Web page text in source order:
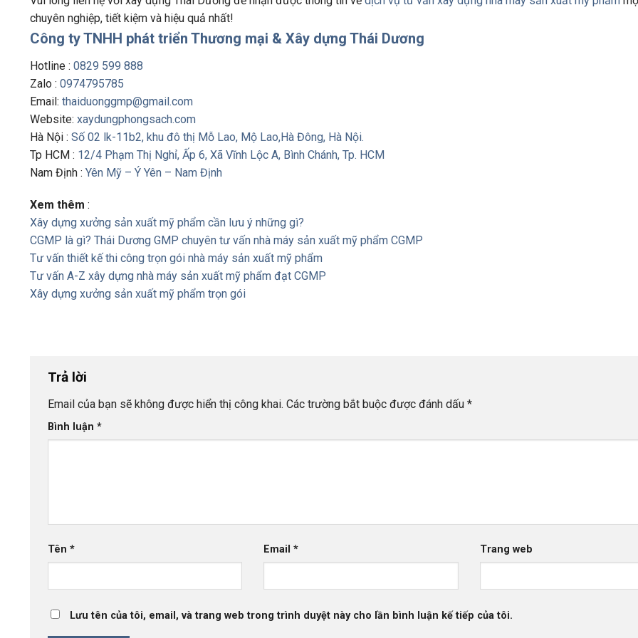
chuyên nghiệp, tiết kiệm và hiệu quả nhất!
Công ty TNHH phát triển Thương mại & Xây dựng Thái Dương
Hotline : 0829 599 888
Zalo : 0974795785
Email: thaiduonggmp@gmail.com
Website: xaydungphongsach.com
Hà Nội : Số 02 lk-11b2, khu đô thị Mỗ Lao, Mộ Lao,Hà Đông, Hà Nội.
Tp HCM : 12/4 Phạm Thị Nghỉ, Ấp 6, Xã Vĩnh Lộc A, Bình Chánh, Tp. HCM
Nam Định : Yên Mỹ – Ý Yên – Nam Định
Xem thêm :
Xây dựng xưởng sản xuất mỹ phẩm cần lưu ý những gì?
CGMP là gì? Thái Dương GMP chuyên tư vấn nhà máy sản xuất mỹ phẩm CGMP
Tư vấn thiết kế thi công trọn gói nhà máy sản xuất mỹ phẩm
Tư vấn A-Z xây dựng nhà máy sản xuất mỹ phẩm đạt CGMP
Xây dựng xưởng sản xuất mỹ phẩm trọn gói
Trả lời
Email của bạn sẽ không được hiển thị công khai. Các trường bắt buộc được đánh dấu *
Bình luận *
Tên * Email* Trang web
Lưu tên của tôi, email, và trang web trong trình duyệt này cho lần bình luận kế tiếp của tôi.